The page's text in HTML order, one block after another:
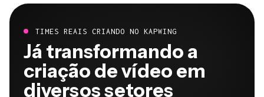
TIMES REAIS CRIANDO NO KAPWING
Já transformando a
criação de vídeo em
diversos setores